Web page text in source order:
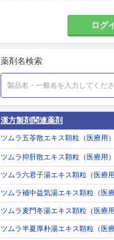
ログ
薬剤名検索
漢方製剤関連薬剤
ツムラ五苓散エキス顆粒（医療用）
ツムラ抑肝散エキス顆粒（医療用）
ツムラ六君子湯エキス顆粒（医療用
ツムラ補中益気湯エキス顆粒（医療
ツムラ麦門冬湯エキス顆粒（医療用
ツムラ半夏厚朴湯エキス顆粒（医療